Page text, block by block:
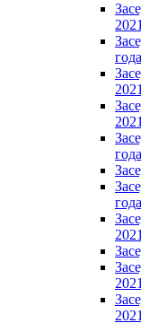
года
года
года